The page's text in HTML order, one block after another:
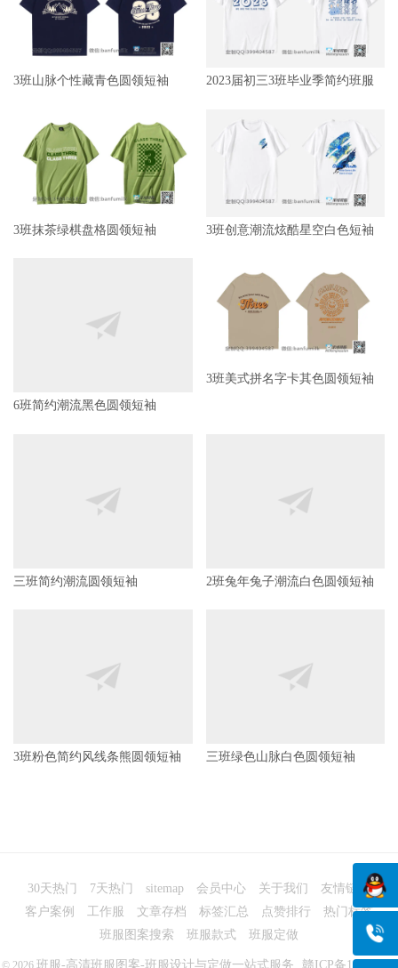
3班山脉个性藏青色圆领短袖 2023届初三3班毕业季简约班服
3班抹茶绿棋盘格圆领短袖 3班创意潮流炫酷星空白色短袖
3班美式拼名字卡其色圆领短袖
友情链接
客户案例
工作服 文章存档 标签汇总 点赞排行
热门标签
班服图案搜索
班服款式 班服定做
班服-高清班服图案-班服设计与定做一站式服务
赣ICP备14008563